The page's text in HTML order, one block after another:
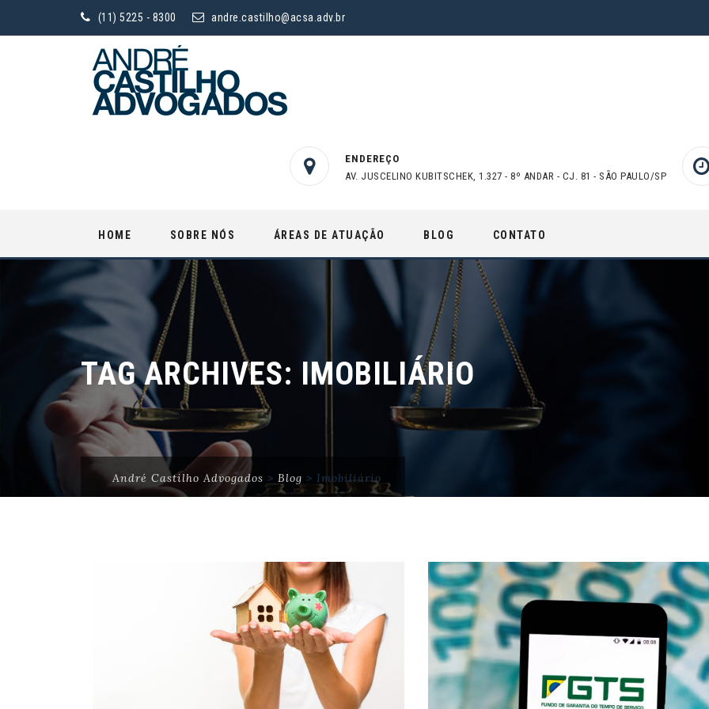
(11) 5225 - 8300 andre.castilho@acsa.adv.br
ENDEREÇO
AV. JUSCELINO KUBITSCHEK, 1.327 - 8º ANDAR - CJ. 81 - SÃO PAULO/SP
content
HOME SOBRE NÓS ÁREAS DE ATUAÇÃO BLOG CONTATO
TAG ARCHIVES: IMOBILIÁRIO
André Castilho Advogados > Blog > Imobiliário